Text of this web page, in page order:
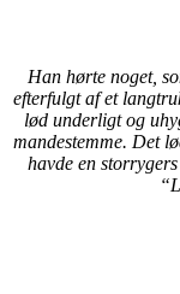
Han hørte noget,
efterfulgt af et
lød underligt og
mandestemme. Det
havde en